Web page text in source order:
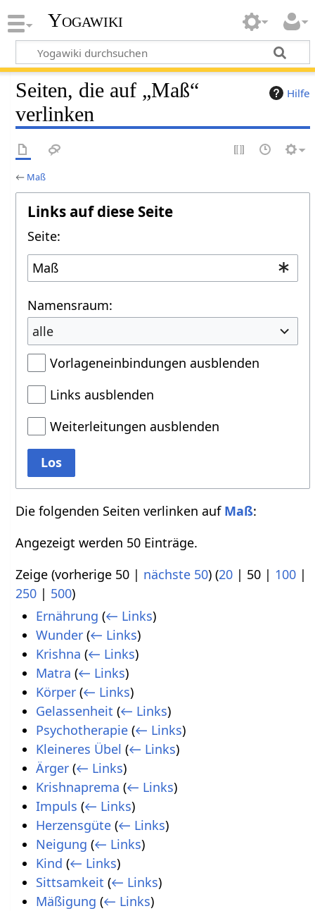
Yogawiki
Hilfe
Seiten, die auf „Maß“
verlinken
← Maß
Links auf diese Seite
Seite:
Namensraum:
alle
Vorlageneinbindungen ausblenden
Links ausblenden
Weiterleitungen ausblenden
Los
Die folgenden Seiten verlinken auf Maß:
Angezeigt werden 50 Einträge.
Zeige (vorherige 50 | nächste 50) (20 | 50 | 100 |
250 | 500)
Ernährung (← Links)
Wunder (← Links)
Krishna (← Links)
Matra (← Links)
Körper (← Links)
Gelassenheit (← Links)
Psychotherapie (← Links)
Kleineres Übel (← Links)
Ärger (← Links)
Krishnaprema (← Links)
Impuls (← Links)
Herzensgüte (← Links)
Neigung (← Links)
Kind (← Links)
Sittsamkeit (← Links)
Mäßigung (← Links)